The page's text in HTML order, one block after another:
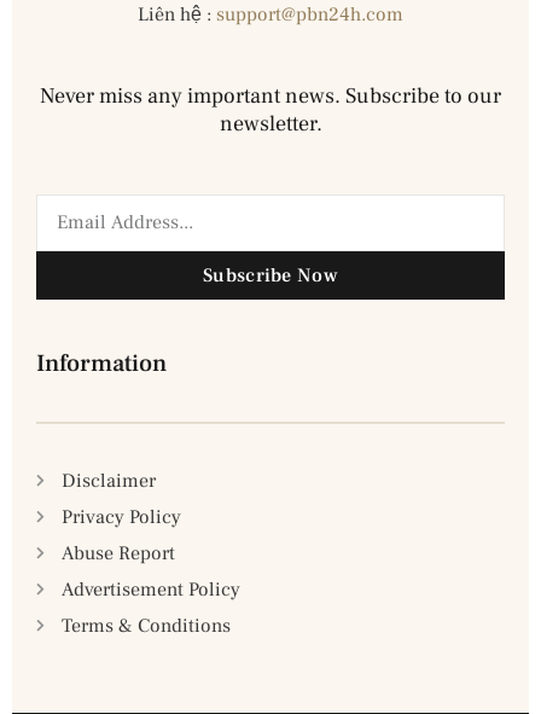
Liên hệ : support@pbn24h.com
Never miss any important news. Subscribe to our
newsletter.
Subscribe Now
Information
Disclaimer
Privacy Policy
Abuse Report
Advertisement Policy
Terms & Conditions